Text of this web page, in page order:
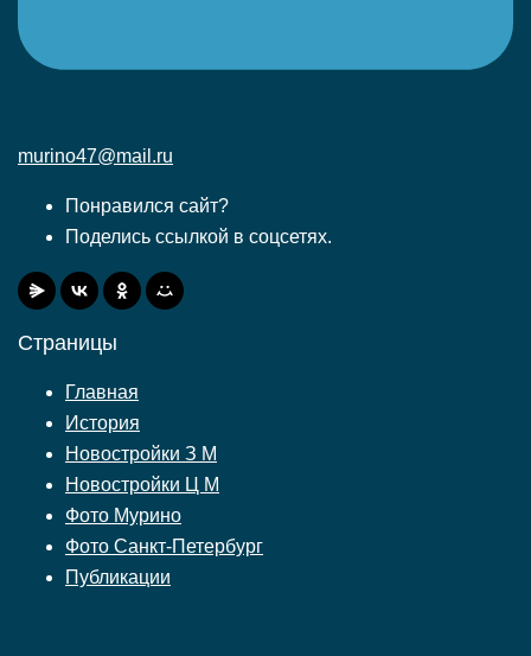
murino47@mail.ru
Понравился сайт?
Поделись ссылкой в соцсетях.
Страницы
Главная
История
Новостройки З М
Новостройки Ц М
Фото Мурино
Фото Санкт-Петербург
Публикации